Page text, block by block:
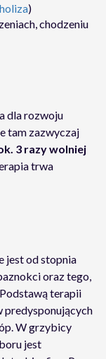
)
chodzeniu
dla rozwoju
tam zazwyczaj
3 razy wolniej
trwa
jest od stopnia
oraz tego,
terapii
predysponujących
W grzybicy
jest